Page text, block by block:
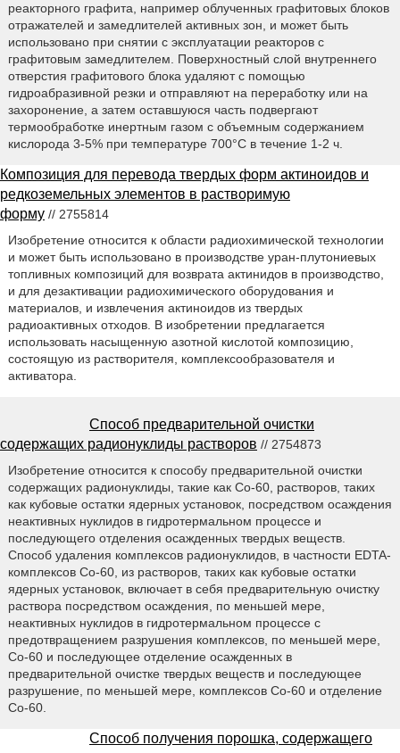
реакторного графита, например облученных графитовых блоков
отражателей и замедлителей активных зон, и может быть
использовано при снятии с эксплуатации реакторов с
графитовым замедлителем. Поверхностный слой внутреннего
отверстия графитового блока удаляют с помощью
гидроабразивной резки и отправляют на переработку или на
захоронение, а затем оставшуюся часть подвергают
термообработке инертным газом с объемным содержанием
кислорода 3-5% при температуре 700°C в течение 1-2 ч.
Композиция для перевода твердых форм актиноидов и
редкоземельных элементов в растворимую
форму // 2755814
Изобретение относится к области радиохимической технологии
и может быть использовано в производстве уран-плутониевых
топливных композиций для возврата актинидов в производство,
и для дезактивации радиохимического оборудования и
материалов, и извлечения актиноидов из твердых
радиоактивных отходов. В изобретении предлагается
использовать насыщенную азотной кислотой композицию,
состоящую из растворителя, комплексообразователя и
активатора.
Способ предварительной очистки
содержащих радионуклиды растворов // 2754873
Изобретение относится к способу предварительной очистки
содержащих радионуклиды, такие как Co-60, растворов, таких
как кубовые остатки ядерных установок, посредством осаждения
неактивных нуклидов в гидротермальном процессе и
последующего отделения осажденных твердых веществ.
Способ удаления комплексов радионуклидов, в частности EDTA-
комплексов Co-60, из растворов, таких как кубовые остатки
ядерных установок, включает в себя предварительную очистку
раствора посредством осаждения, по меньшей мере,
неактивных нуклидов в гидротермальном процессе с
предотвращением разрушения комплексов, по меньшей мере,
Co-60 и последующее отделение осажденных в
предварительной очистке твердых веществ и последующее
разрушение, по меньшей мере, комплексов Co-60 и отделение
Co-60.
Способ получения порошка, содержащего